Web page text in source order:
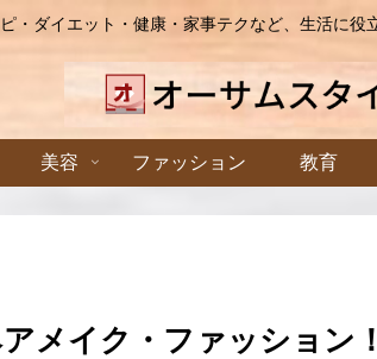
・ダイエット・健康・家事テクなど、生活に役
美容 ファッション 教育
メイク・ファッション